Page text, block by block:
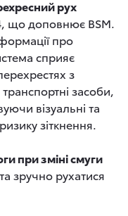
рух
що доповнює BSM.
про
сприяє
з
засоби,
візуальні та
зіткнення.
при зміні смуги
зручно рухатися